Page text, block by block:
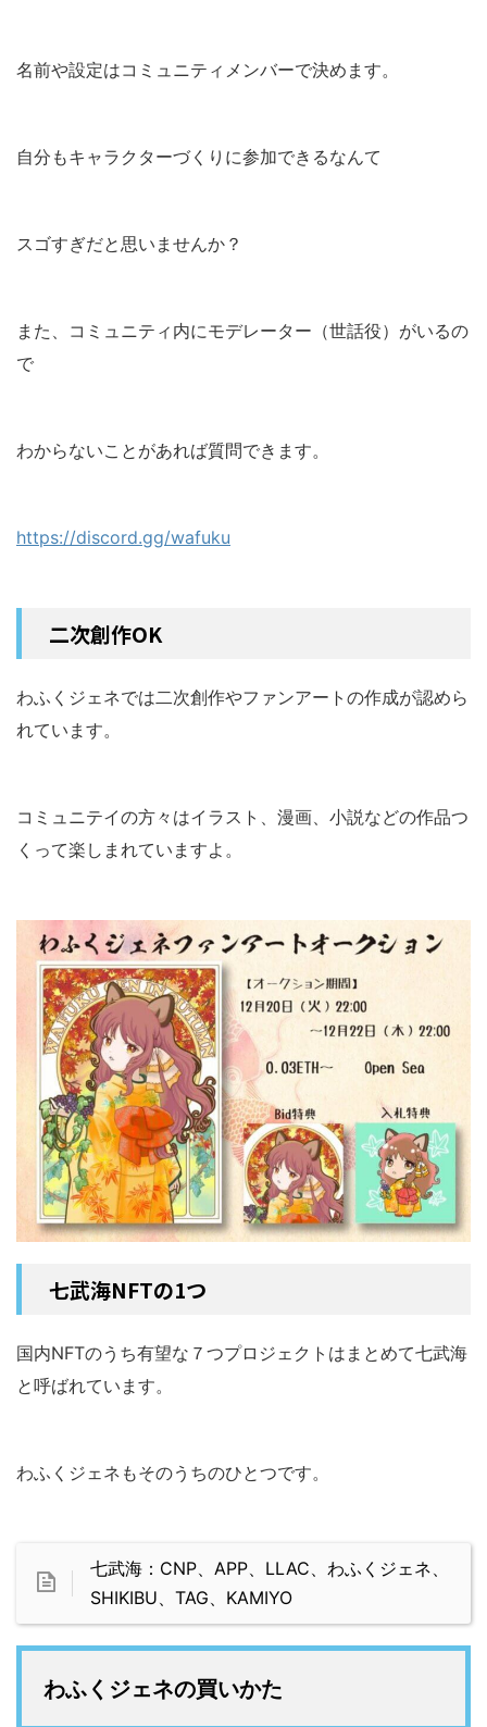
名前や設定はコミュニティメンバーで決めます。
自分もキャラクターづくりに参加できるなんて
スゴすぎだと思いませんか？
また、コミュニティ内にモデレーター（世話役）がいるの
で
わからないことがあれば質問できます。
https://discord.gg/wafuku
二次創作OK
わふくジェネでは二次創作やファンアートの作成が認めら
れています。
コミュニテイの方々はイラスト、漫画、小説などの作品つ
くって楽しまれていますよ。
七武海NFTの1つ
国内NFTのうち有望な７つプロジェクトはまとめて七武海
と呼ばれています。
わふくジェネもそのうちのひとつです。
七武海：CNP、APP、LLAC、わふくジェネ、
SHIKIBU、TAG、KAMIYO
わふくジェネの買いかた